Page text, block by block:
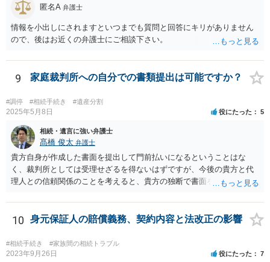
匿名A 弁護士
情報を小出しにされますといつまでも質問と回答にキリがありません
ので、後はお近くの弁護士にご相談下さい。
9 家庭裁判所への自分での書類提出は可能ですか？
#調停 #相続手続き #遺産分割
2025年5月8日 役にたった 5
相続・遺言に強い弁護士
髙橋 俊太 弁護士
貴方自身が作成した書面を提出して門前払いになるということはな
く、裁判所としては受理せざるを得ないはずですが、今後の貴方と代
理人との信頼関係のことを考えると、貴方の独断で書面を提出したり
士が主張書面の提出を渋っているようですが、弁護士として提出の実
益がないと考えている可能性もあると思いますので、そのあたりも含
います。単に面倒臭いということで書面提出をしないということであ
れば、当該弁護士との委任関係を修了した上で、貴方のほうで書面提
10 身元保証人の賠償義務、契約内容と法改正の影響
#相続手続き #家族間の相続トラブル
2023年9月26日 役にたった 7